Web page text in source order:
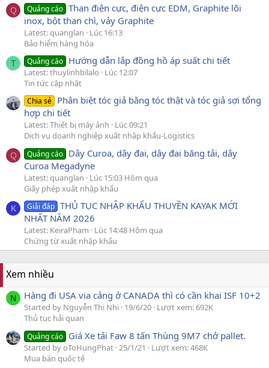
Q Quảng cáo Than điện cực, điện cực EDM, Graphite lõi
inox, bột than chì, vảy Graphite
Latest: quanglan
Lúc 16:13
Bảo hiểm hàng hóa
T Quảng cáo Hướng dẫn lắp đồng hồ áp suất chi tiết
Latest: thuylinhbilalo
Lúc 12:07
Tin tức cập nhật
Chia sẻ Phân biệt tóc giả bằng tóc thật và tóc giả sợi tổng
hợp chi tiết
Latest: Thiết bị máy ảnh
Lúc 09:21
Dịch vụ doanh nghiệp xuất nhập khẩu-Logistics
Q Quảng cáo Dây Curoa, dây đai, dây đai băng tải, dây
Curoa Megadyne
Latest: quanglan
Lúc 15:03 Hôm qua
Giấy phép xuất nhập khẩu
K Giải đáp THỦ TỤC NHẬP KHẨU THUYỀN KAYAK MỚI
NHẤT NĂM 2026
Latest: KeiraPham
Lúc 14:48 Hôm qua
Chứng từ xuất nhập khẩu
Xem nhiều
N Hàng đi USA via cảng ở CANADA thì có cần khai ISF 10+2
Started by Nguyễn Thị Nhi 19/6/20 Lượt xem: 692K
Thủ tục hải quan
Quảng cáo Giá Xe tải Faw 8 tấn Thùng 9M7 chở pallet.
Started by oToHungPhat 25/1/21
Lượt xem: 468K
Mua bán quốc tế